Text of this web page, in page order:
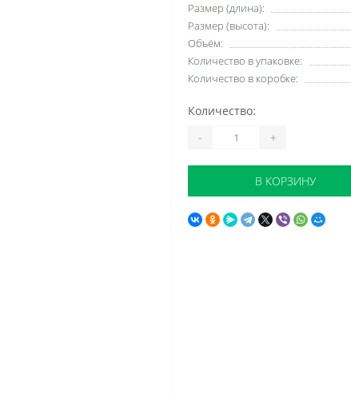
Размер (длина):
Размер (высота):
Объём:
Количество в упаковке:
Количество в коробке:
Количество:
- +
В КОРЗИНУ